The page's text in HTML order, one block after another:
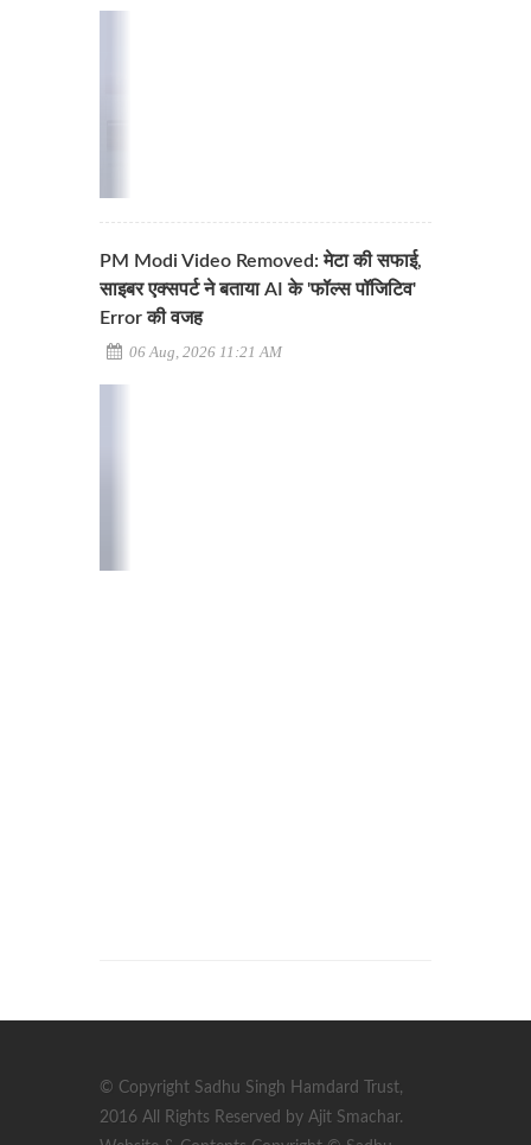
PM Modi Video Removed: मेटा की सफाई,
साइबर एक्सपर्ट ने बताया AI के 'फॉल्स पॉजिटिव'
Error की वजह
06 Aug, 2026 11:21 AM
© Copyright Sadhu Singh Hamdard Trust,
2016 All Rights Reserved by Ajit Smachar.